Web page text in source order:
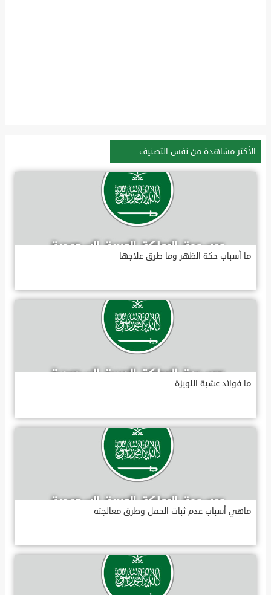
الأكثر مشاهدة من نفس التصنيف
ما أسباب حكة الظهر وما طرق علاجها
ما فوائد عشبة اللويزة
ماهي أسباب عدم ثبات الحمل وطرق معالجته